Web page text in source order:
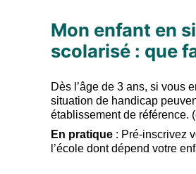
Mon enfant en
scolarisé : que
Dès l’âge de 3 ans, si vous
situation de handicap
établissement de référence.
En pratique : Pré-inscrivez
l’école dont dépend votre